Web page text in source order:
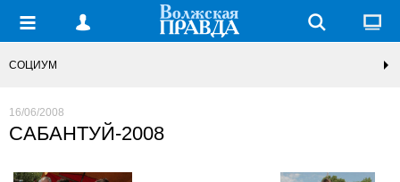
СОЦИУМ
16/06/2008
САБАНТУЙ-2008